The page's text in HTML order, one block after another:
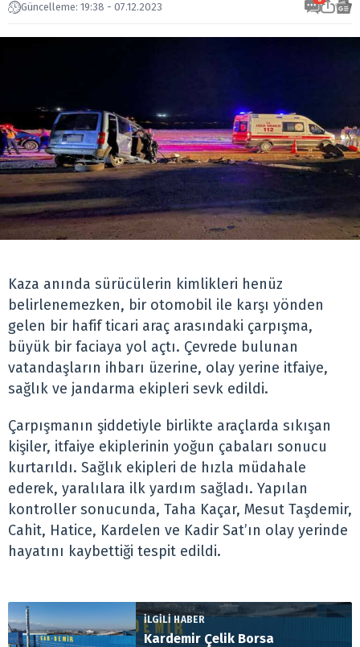
Güncelleme: 19:38 - 07.12.2023
Kaza anında sürücülerin kimlikleri henüz
belirlenemezken, bir otomobil ile karşı yönden
gelen bir hafif ticari araç arasındaki çarpışma,
büyük bir faciaya yol açtı. Çevrede bulunan
vatandaşların ihbarı üzerine, olay yerine itfaiye,
sağlık ve jandarma ekipleri sevk edildi.
Çarpışmanın şiddetiyle birlikte araçlarda sıkışan
kişiler, itfaiye ekiplerinin yoğun çabaları sonucu
kurtarıldı. Sağlık ekipleri de hızla müdahale
ederek, yaralılara ilk yardım sağladı. Yapılan
kontroller sonucunda, Taha Kaçar, Mesut Taşdemir,
Cahit, Hatice, Kardelen ve Kadir Sat’ın olay yerinde
hayatını kaybettiği tespit edildi.
İLGİLİ HABER
Kardemir Çelik Borsa